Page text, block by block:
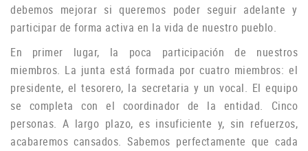
debemos mejorar si queremos poder seguir adelante y
participar de forma activa en la vida de nuestro pueblo.
En primer lugar, la poca participación de nuestros
miembros. La junta está formada por cuatro miembros: el
presidente, el tesorero, la secretaria y un vocal. El equipo
se completa con el coordinador de la entidad. Cinco
personas. A largo plazo, es insuficiente y, sin refuerzos,
acabaremos cansados.Sabemos perfectamente que cada